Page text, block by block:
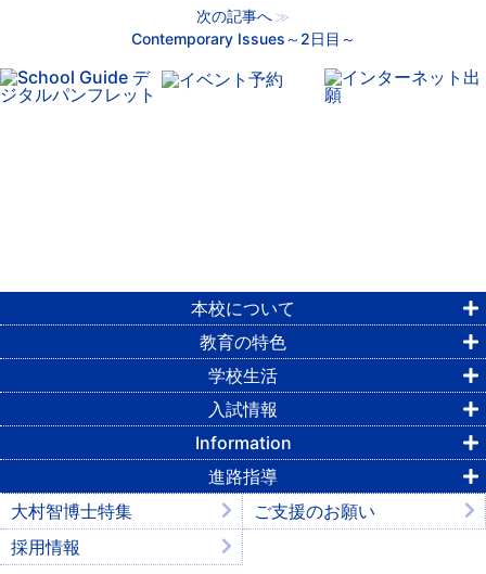
次の記事へ ≫
Contemporary Issues～2日目～
本校について
教育の特色
学校生活
入試情報
Information
進路指導
大村智博士特集
ご支援のお願い
採用情報